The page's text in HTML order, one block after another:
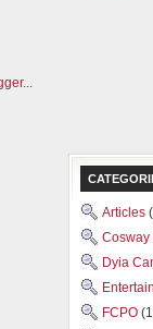
Articles
Cosway
Dyia
FCPO